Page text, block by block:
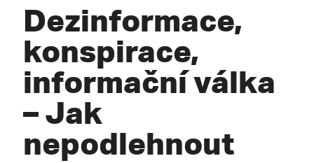
Dezinformace,
konspirace,
informační válka
– Jak
nepodlehnout